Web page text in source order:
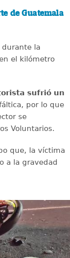
de Guatemala
la
el kilómetro
sufrió un
por lo que
se
Voluntarios.
que, la víctima
a la gravedad